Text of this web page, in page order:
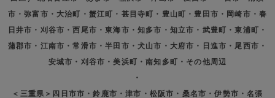
市・弥富市・大治町・蟹江町・甚目寺町・豊山町・豊田市・岡崎市・春
日井市・刈谷市・西尾市・東海市・知多市・知立市・武豊町・東浦町・
蒲郡市・江南市・常滑市・半田市・犬山市・大府市・日進市・尾西市・
安城市・刈谷市・美浜町・南知多町・その他周辺
・
＜三重県＞四日市市・鈴鹿市・津市・松阪市・桑名市・伊勢市・名張